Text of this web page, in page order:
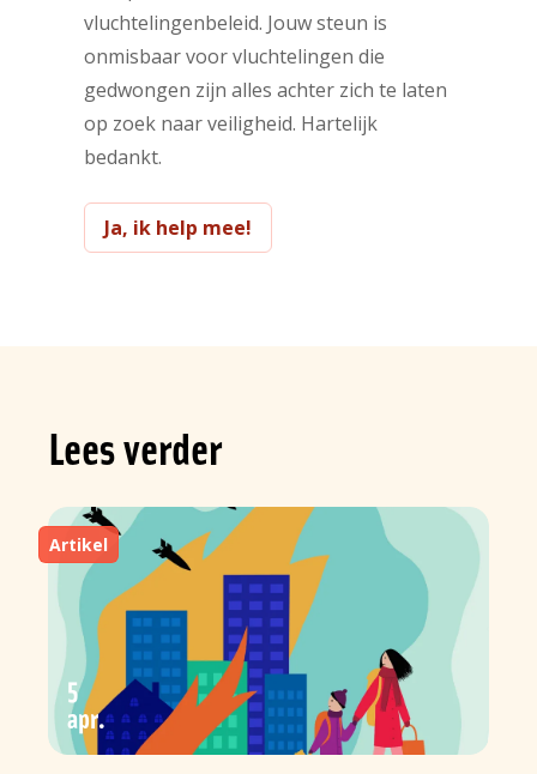
vluchtelingenbeleid. Jouw steun is
onmisbaar voor vluchtelingen die
gedwongen zijn alles achter zich te laten
op zoek naar veiligheid. Hartelijk
bedankt.
Ja, ik help mee!
Lees verder
Artikel
5
apr